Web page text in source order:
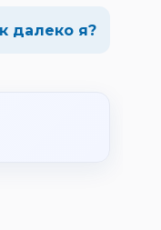
далеко я?